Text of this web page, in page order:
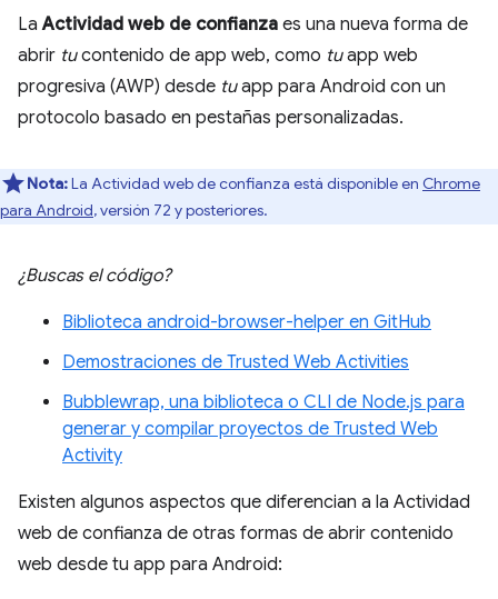
LaActividad web de confianza es una nueva forma de
abrir tucontenido de app web, como tuapp web
progresiva (AWP) desde tuapp para Android con un
protocolo basado en pestañas personalizadas.
Nota:La Actividad web de confianza está disponible en Chrome
para Android, versión 72 y posteriores.
¿Buscas el código?
Biblioteca android-browser-helper en GitHub
Demostraciones de Trusted Web Activities
Bubblewrap, una biblioteca o CLI de Node.js para
generar y compilar proyectos de Trusted Web
Activity
Existen algunos aspectos que diferencian a la Actividad
web de confianza de otras formas de abrir contenido
web desde tu app para Android: